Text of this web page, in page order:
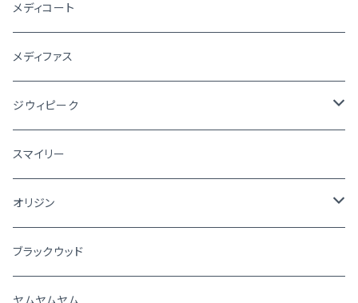
メディコート
メディファス
ジウィピーク
犬
猫
スマイリー
オリジン
犬
猫
ブラックウッド
ヤムヤムヤム